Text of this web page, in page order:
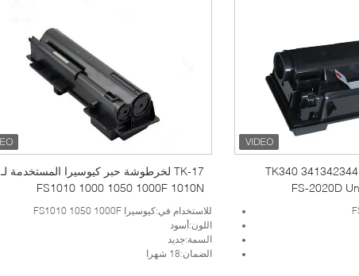
TK-17 لخرطوشة حبر كيوسيرا المستخدمة لـ
FS1010 1000 1050 1000F 1010N
للاستخدام في:كيوسيرا FS1010 1050 1000F
اللون:أسود
السمة:جديد
الضمان:18 شهرا
خرطوشة حبر كيوسيرا TK340 341342344